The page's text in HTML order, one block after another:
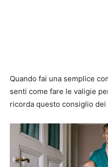
Quando fai una semplice
senti come fare le valigie
ricorda questo consiglio